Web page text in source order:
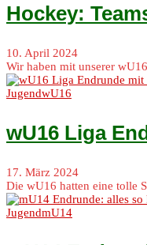
Hockey:
10. April 2024
Wir haben mit unserer
JugendwU16
wU16 Liga
17. März 2024
Die wU16 hatten eine tolle
JugendmU14